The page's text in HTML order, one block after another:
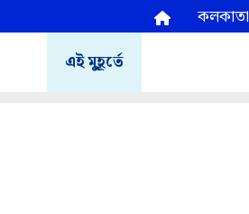
কলকাতা
এই মুহূর্তে